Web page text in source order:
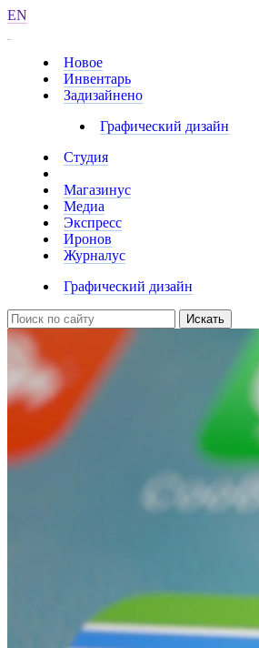
EN
Новое
Инвентарь
Задизайнено
Графический дизайн
Студия
Магазинус
Медиа
Экспресс
Иронов
Журналус
Графический дизайн
Искать